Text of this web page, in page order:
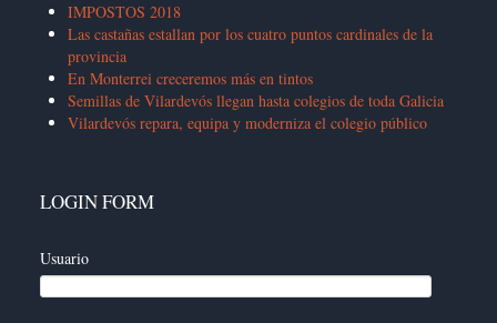
IMPOSTOS 2018
Las castañas estallan por los cuatro puntos cardinales de la
provincia
En Monterrei creceremos más en tintos
Semillas de Vilardevós llegan hasta colegios de toda Galicia
Vilardevós repara, equipa y moderniza el colegio público
LOGIN FORM
Usuario